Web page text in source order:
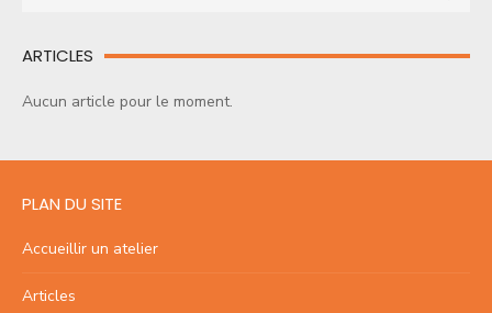
ARTICLES
Aucun article pour le moment.
PLAN DU SITE
Accueillir un atelier
Articles